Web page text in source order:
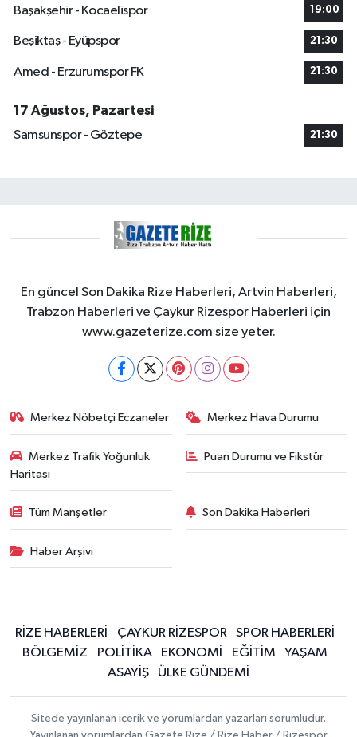
Başakşehir - Kocaelispor
19:00
Beşiktaş - Eyüpspor 21:30
Amed - Erzurumspor FK 21:30
17 Ağustos, Pazartesi
Samsunspor - Göztepe
21:30
En güncel Son Dakika Rize Haberleri, Artvin Haberleri,
Trabzon Haberleri ve Çaykur Rizespor Haberleri için
www.gazeterize.com size yeter.
Merkez Nöbetçi Eczaneler Merkez Hava Durumu
Merkez Trafik Yoğunluk
Haritası
Puan Durumu ve Fikstür
Tüm Manşetler Son Dakika Haberleri
Haber Arşivi
RİZE HABERLERİ ÇAYKUR RİZESPOR
SPOR HABERLERİ
BÖLGEMİZ
POLİTİKA EKONOMİ EĞİTİM
YAŞAM
ASAYİŞ
ÜLKE GÜNDEMİ
Sitede yayınlanan içerik ve yorumlardan yazarları sorumludur.